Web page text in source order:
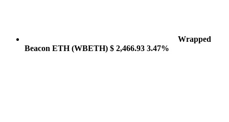
Wrapped
Beacon ETH(WBETH) $ 2,466.93 3.47%